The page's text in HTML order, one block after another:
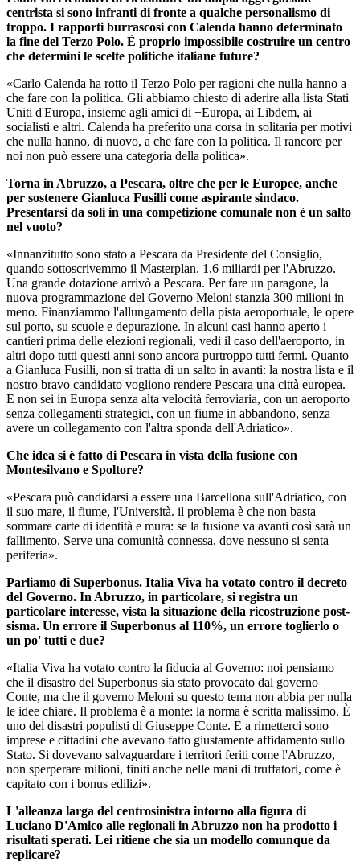
centrista si sono infranti di fronte a qualche personalismo di
troppo. I rapporti burrascosi con Calenda hanno determinato
la fine del Terzo Polo. È proprio impossibile costruire un centro
che determini le scelte politiche italiane future?
«Carlo Calenda ha rotto il Terzo Polo per ragioni che nulla hanno a
che fare con la politica. Gli abbiamo chiesto di aderire alla lista Stati
Uniti d'Europa, insieme agli amici di +Europa, ai Libdem, ai
socialisti e altri. Calenda ha preferito una corsa in solitaria per motivi
che nulla hanno, di nuovo, a che fare con la politica. Il rancore per
noi non può essere una categoria della politica».
Torna in Abruzzo, a Pescara, oltre che per le Europee, anche
per sostenere Gianluca Fusilli come aspirante sindaco.
Presentarsi da soli in una competizione comunale non è un salto
nel vuoto?
«Innanzitutto sono stato a Pescara da Presidente del Consiglio,
quando sottoscrivemmo il Masterplan. 1,6 miliardi per l'Abruzzo.
Una grande dotazione arrivò a Pescara. Per fare un paragone, la
nuova programmazione del Governo Meloni stanzia 300 milioni in
meno. Finanziammo l'allungamento della pista aeroportuale, le opere
sul porto, su scuole e depurazione. In alcuni casi hanno aperto i
cantieri prima delle elezioni regionali, vedi il caso dell'aeroporto, in
altri dopo tutti questi anni sono ancora purtroppo tutti fermi. Quanto
a Gianluca Fusilli, non si tratta di un salto in avanti: la nostra lista e il
nostro bravo candidato vogliono rendere Pescara una città europea.
E non sei in Europa senza alta velocità ferroviaria, con un aeroporto
senza collegamenti strategici, con un fiume in abbandono, senza
avere un collegamento con l'altra sponda dell'Adriatico».
Che idea si è fatto di Pescara in vista della fusione con
Montesilvano e Spoltore?
«Pescara può candidarsi a essere una Barcellona sull'Adriatico, con
il suo mare, il fiume, l'Università. il problema è che non basta
sommare carte di identità e mura: se la fusione va avanti così sarà un
fallimento. Serve una comunità connessa, dove nessuno si senta
periferia».
Parliamo di Superbonus. Italia Viva ha votato contro il decreto
del Governo. In Abruzzo, in particolare, si registra un
particolare interesse, vista la situazione della ricostruzione post-
sisma. Un errore il Superbonus al 110%, un errore toglierlo o
un po' tutti e due?
«Italia Viva ha votato contro la fiducia al Governo: noi pensiamo
che il disastro del Superbonus sia stato provocato dal governo
Conte, ma che il governo Meloni su questo tema non abbia per nulla
le idee chiare. Il problema è a monte: la norma è scritta malissimo. È
uno dei disastri populisti di Giuseppe Conte. E a rimetterci sono
imprese e cittadini che avevano fatto giustamente affidamento sullo
Stato. Si dovevano salvaguardare i territori feriti come l'Abruzzo,
non sperperare milioni, finiti anche nelle mani di truffatori, come è
capitato con i bonus edilizi».
L'alleanza larga del centrosinistra intorno alla figura di
Luciano D'Amico alle regionali in Abruzzo non ha prodotto i
risultati sperati. Lei ritiene che sia un modello comunque da
replicare?